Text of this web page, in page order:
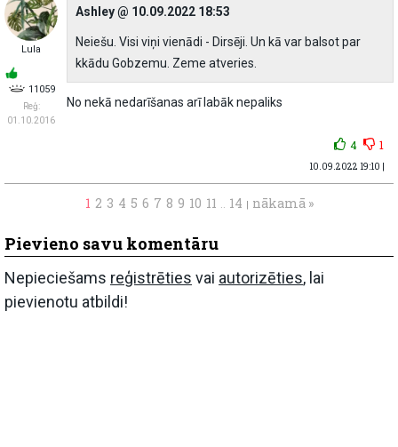
Lula
11059
Reģ:
01.10.2016
Ashley @ 10.09.2022 18:53
Neiešu. Visi viņi vienādi - Dirsēji. Un kā var balsot par
kkādu Gobzemu. Zeme atveries.
No nekā nedarīšanas arī labāk nepaliks
4 1
10.09.2022 19:10 |
1 2 3 4 5 6 7 8 9 10 11 14 | nākamā »
Pievieno savu komentāru
Nepieciešams reģistrēties vai autorizēties, lai
pievienotu atbildi!